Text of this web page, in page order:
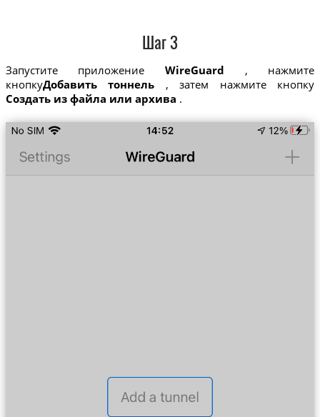
Шаг 3
Запустите приложение WireGuard , нажмите
кнопкуДобавить тоннель , затем нажмите кнопку
Создать из файла или архива .